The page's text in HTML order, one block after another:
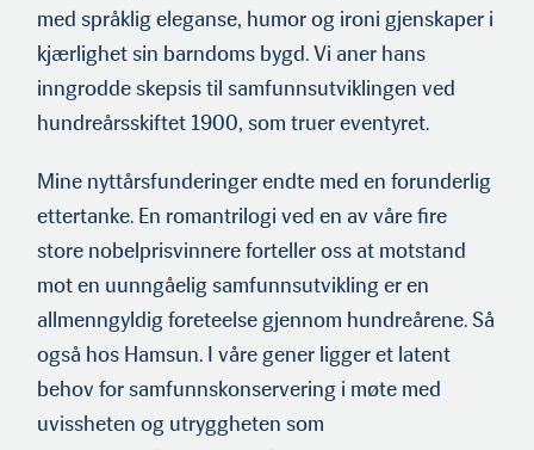
med språklig eleganse, humor og ironi gjenskaper i
kjærlighet sin barndoms bygd. Vi aner hans
inngrodde skepsis til samfunnsutviklingen ved
hundreårsskiftet 1900, som truer eventyret.
Mine nyttårsfunderinger endte med en forunderlig
ettertanke. En romantrilogi ved en av våre fire
store nobelprisvinnere forteller oss at motstand
mot en uunngåelig samfunnsutvikling er en
allmenngyldig foreteelse gjennom hundreårene. Så
også hos Hamsun. I våre gener ligger et latent
behov for samfunnskonservering i møte med
uvissheten og utryggheten som